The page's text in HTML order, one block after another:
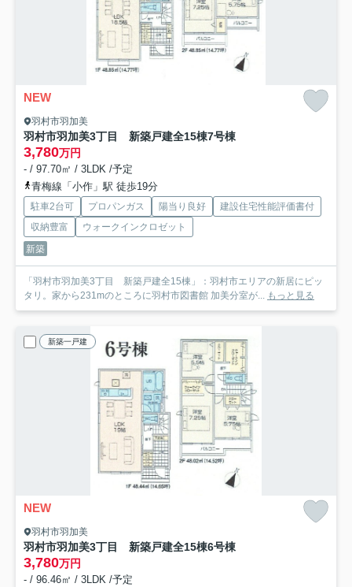
NEW
羽村市羽加美
羽村市羽加美3丁目 新築戸建全15棟7号棟
3,780万円
- / 97.70㎡ / 3LDK /予定
青梅線「小作」駅 徒歩19分
駐車2台可 プロパンガス 陽当り良好
建設住宅性能評価書付
収納豊富
ウォークインクロゼット
新築
「羽村市羽加美3丁目 新築戸建全15棟」：羽村市エリアの新居にピッ
タリ。家から231mのところに羽村市図書館 加美分室が... もっと見る
新築一戸建
NEW
羽村市羽加美
羽村市羽加美3丁目 新築戸建全15棟6号棟
3,780万円
- / 96.46㎡ / 3LDK /予定